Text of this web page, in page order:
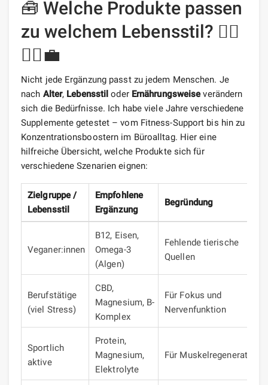
🧰 Welche Produkte passen
zu welchem Lebensstil? 🧍‍♂️
🏃‍♀️💼
Nicht jede Ergänzung passt zu jedem Menschen. Je
nach Alter, Lebensstil oder Ernährungsweiseverändern
sich die Bedürfnisse. Ich habe viele Jahre verschiedene
Supplemente getestet – vom Fitness-Support bis hin zu
Konzentrationsboostern im Büroalltag. Hier eine
hilfreiche Übersicht, welche Produkte sich für
verschiedene Szenarien eignen:
Zielgruppe /
Lebensstil
Empfohlene
Ergänzung
Begründung
Veganer:innen
B12, Eisen,
Omega-3
(Algen)
Fehlende tierische
Quellen
Berufstätige
(viel Stress)
CBD,
Magnesium, B-
Komplex
Für Fokus und
Nervenfunktion
Sportlich
aktive
Protein,
Magnesium,
Elektrolyte
Für Muskelregeneration